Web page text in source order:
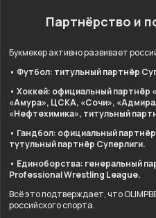
Партнёрство и
Букмекер активно развивает
• Футбол: титульный партнёр
• Хоккей: официальный партнёр
«Амура», ЦСКА, «Сочи»,
«Нефтехимика», титульный
• Гандбол: официальный
тутульный партнёр Суперлиги.
• Единоборства: генеральный
Professional Wrestling League.
Всё это подтверждает, что
российского спорта.